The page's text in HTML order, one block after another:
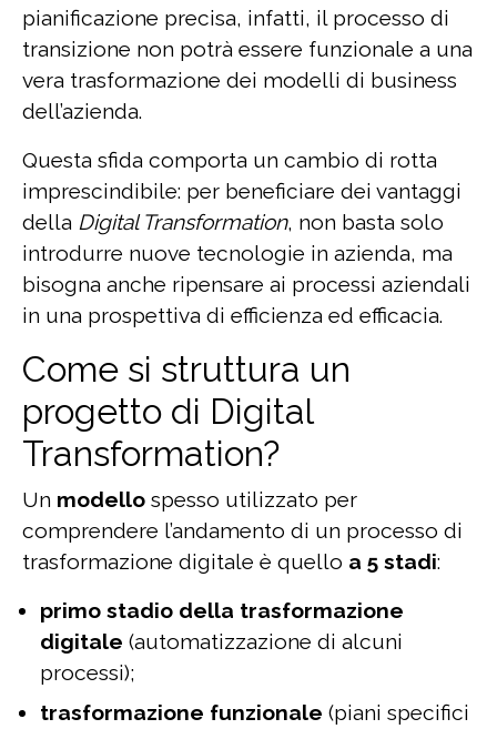
pianificazione precisa, infatti, il processo di
transizione non potrà essere funzionale a una
vera trasformazione dei modelli di business
dell’azienda.
Questa sfida comporta un cambio di rotta
imprescindibile: per beneficiare dei vantaggi
della Digital Transformation, non basta solo
introdurre nuove tecnologie in azienda, ma
bisogna anche ripensare ai processi aziendali
in una prospettiva di efficienza ed efficacia.
Come si struttura un
progetto di Digital
Transformation?
Un modello spesso utilizzato per
comprendere l’andamento di un processo di
trasformazione digitale è quello a 5 stadi:
primo stadio della trasformazione
digitale (automatizzazione di alcuni
processi);
trasformazione funzionale (piani specifici